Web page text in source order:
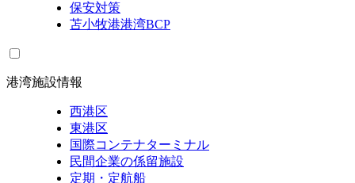
保安対策
苫小牧港港湾BCP
港湾施設情報
西港区
東港区
国際コンテナターミナル
民間企業の係留施設
定期・定航船